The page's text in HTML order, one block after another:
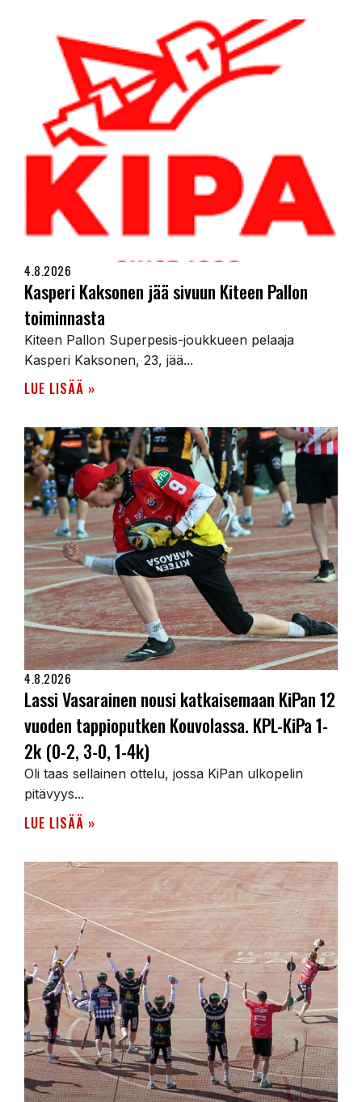
4.8.2026
Kasperi Kaksonen jää sivuun Kiteen Pallon
toiminnasta
Kiteen Pallon Superpesis-joukkueen pelaaja
Kasperi Kaksonen, 23, jää...
LUE LISÄÄ »
4.8.2026
Lassi Vasarainen nousi katkaisemaan KiPan 12
vuoden tappioputken Kouvolassa. KPL-KiPa 1-
2k (0-2, 3-0, 1-4k)
Oli taas sellainen ottelu, jossa KiPan ulkopelin
pitävyys...
LUE LISÄÄ »